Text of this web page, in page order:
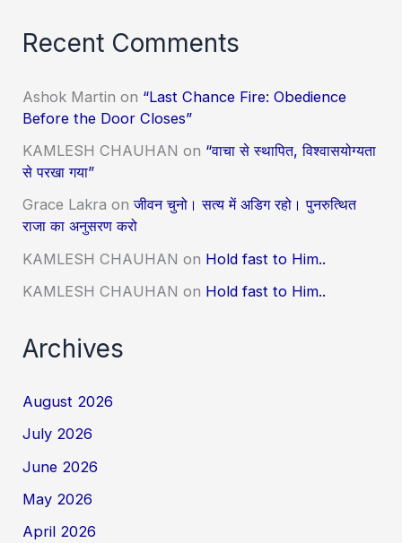
Recent Comments
Ashok Martin on “Last Chance Fire: Obedience
Before the Door Closes”
KAMLESH CHAUHAN on “वाचा से स्थापित, विश्वासयोग्यता
से परखा गया”
Grace Lakra onजीवन चुनो। सत्य में अडिग रहो। पुनरुत्थित
राजा का अनुसरण करो
KAMLESH CHAUHAN on Hold fast to Him..
KAMLESH CHAUHAN on Hold fast to Him..
Archives
August 2026
July 2026
June 2026
May 2026
April 2026